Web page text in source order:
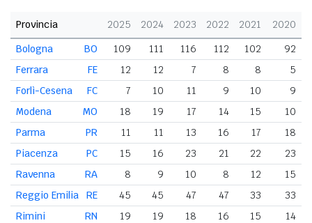
Provincia 2025 2024 2023 2022 2021
2020
BO
Bologna 109 111 116 112 102
92
FE
Ferrara 12 12 7 8 8
5
FC
Forlì-Cesena 7 10 11 9 10
9
MO
Modena 18 19 17 14 15
10
PR
Parma 11 11 13 16 17
18
PC
Piacenza 15 16 23 21 22
23
RA
Ravenna 8 9 10 8 12
15
RE
Reggio Emilia 45 45 47 47 33
33
RN
Rimini 19 19 18 16 15
14